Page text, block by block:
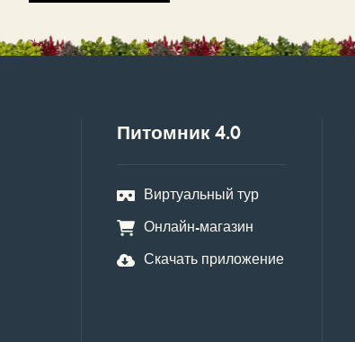
Питомник 4.0
Виртуальный тур
Онлайн-магазин
Скачать приложение